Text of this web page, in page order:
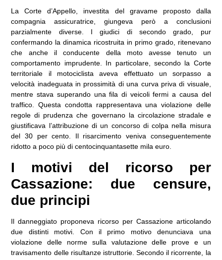
La Corte d’Appello, investita del gravame proposto dalla
compagnia assicuratrice, giungeva però a conclusioni
parzialmente diverse. I giudici di secondo grado, pur
confermando la dinamica ricostruita in primo grado, ritenevano
che anche il conducente della moto avesse tenuto un
comportamento imprudente. In particolare, secondo la Corte
territoriale il motociclista aveva effettuato un sorpasso a
velocità inadeguata in prossimità di una curva priva di visuale,
mentre stava superando una fila di veicoli fermi a causa del
traffico. Questa condotta rappresentava una violazione delle
regole di prudenza che governano la circolazione stradale e
giustificava l’attribuzione di un concorso di colpa nella misura
del 30 per cento. Il risarcimento veniva conseguentemente
ridotto a poco più di centocinquantasette mila euro.
I motivi del ricorso per
Cassazione: due censure,
due principi
Il danneggiato proponeva ricorso per Cassazione articolando
due distinti motivi. Con il primo motivo denunciava una
violazione delle norme sulla valutazione delle prove e un
travisamento delle risultanze istruttorie. Secondo il ricorrente, la